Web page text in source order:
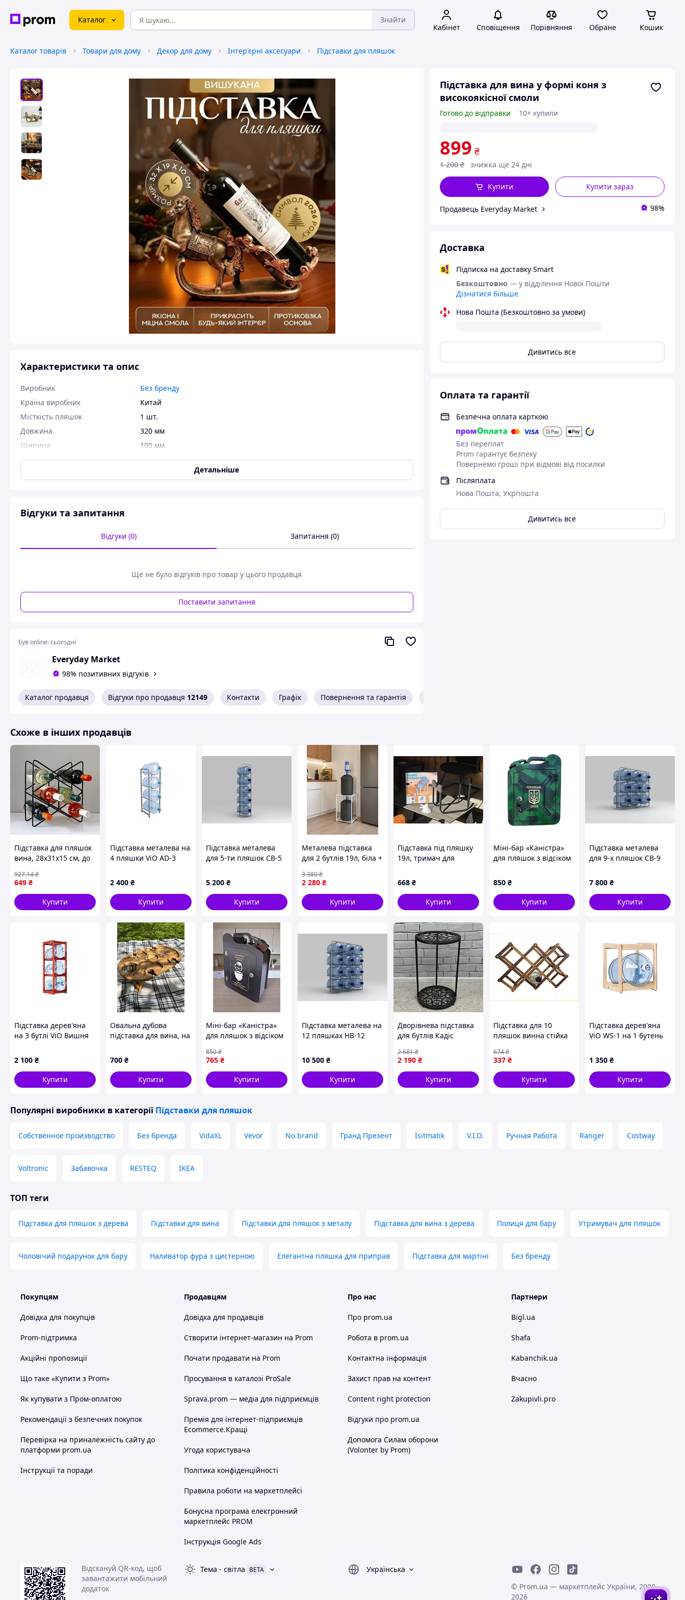
Каталог Знайти
Кабінет Сповіщення Порівняння Обране Кошик
Каталог товарів Товари для дому Декор для дому Інтер'єрні аксесуари Підставки для пляшок
Підставка для вина у формі коня з
високоякісної смоли
Готово до відправки 10+ купили
899 ₴
1 200 ₴ знижка ще 24 дні
Купити зараз
Купити
Продавець Everyday Market 98%
Доставка
Підписка на доставку Smart
Безкоштовно — у відділення Нової Пошти
Дізнатися більше
Нова Пошта (Безкоштовно за умови)
Дивитись все
Оплата та гарантії
Безпечна оплата карткою
Без переплат
Prom гарантує безпеку
Повернемо гроші при відмові від посилки
Післяплата
Нова Пошта, Укрпошта
Дивитись все
Характеристики та опис
Виробник
Без бренду
Країна виробник
Китай
Місткість пляшок
1 шт.
Довжина
320 мм
Ширина
100 мм
Висота
190 мм
Підставка у формі коня створює елегантний та
розкішний акцент у просторі. Детально
🍾 універсальне використання
Підходить для більшості винних пляшок стандартного
розміру та вписується в будь-який стиль інтер’єру. Її
можна розмістити у вітальні, кухні, барній зоні або як
декоративний елемент на святковому столі
💎 міцний матеріал
Виготовлена з високоякісної смоли, підставка стійка до
деформації та зношування. Матеріал не тріскається,
не тьмяніє й надовго зберігає насиченість кольорів
Вони забезпечують стійкість конструкції та безпечне
Детальніше
Відгуки та запитання
Відгуки (0) Запитання (0)
Ще не було відгуків про товар у цього продавця
Поставити запитання
Був online:сьогодні
Everyday Market
98% позитивних відгуків
Каталог продавця Відгуки про продавця 12149 Контакти Графік Повернення та гарантія
Схоже в інших продавців
Підставка для пляшок
вина, 28х31х15 см, до
Черный / Підставка
для вина / Міні-бар
підставка
649 ₴
927.14₴
Купити
Підставка металева на
4 пляшки ViO AD-3
2 400 ₴
Купити
Підставка металева
для 5-ти пляшок СВ-5
5 200 ₴
Купити
Металева підставка
для 2 бутлів 19л, біла +
(комплект)
2 280 ₴
3 380₴
Купити
Підставка під пляшку
19л, тримач для
668 ₴
Купити
Міні-бар «Каністра»
для пляшок з відсіком
см
850 ₴
Купити
Підставка металева
для 9-х пляшок СВ-9
7 800 ₴
Купити
Підставка дерев'яна
на 3 бутлі ViO Вишня
2 100 ₴
Купити
Овальна дубова
підставка для вина, на
пляшки, 50х30 см
700 ₴
Купити
Міні-бар «Каністра»
для пляшок з відсіком
модель 4, 33×24 см
765 ₴
850₴
Купити
Підставка металева на
12 пляшках НВ-12
10 500 ₴
Купити
Дворівнева підставка
для бутлів Кадіс
2 190 ₴
2 681₴
Купити
Підставка для 10
пляшок винна стійка
пляшок в інтер'єрі
кухні або ресторану
337 ₴
674₴
Купити
Підставка дерев'яна
ViO WS-1 на 1 бутень
1 350 ₴
Купити
Популярні виробники в категорії Підставки для пляшок
Собственное производство Без бренда VidaXL Vevor No brand Гранд Презент Isitmatik V.I.O. Ручная Работа Ranger Costway
Voltronic Забавочка RESTEQ IKEA
ТОП теги
Підставка для пляшок з дерева Підставки для вина Підставки для пляшок з металу Підставка для вина з дерева Полиця для бару Утримувач для пляшок
Чоловічий подарунок для бару Наливатор фура з цистерною Елегантна пляшка для приправ Підставка для мартіні Без бренду
Покупцям
Довідка для покупців
Prom-підтримка
Акційні пропозиції
Що таке «Купити з Prom»
Як купувати з Пром-оплатою
Рекомендації з безпечних покупок
Перевірка на приналежність сайту до
платформи prom.ua
Інструкції та поради
Продавцям
Довідка для продавців
Створити інтернет-магазин на Prom
Почати продавати на Prom
Просування в каталозі ProSale
Sprava.prom — медіа для підприємців
Премія для інтернет-підприємців
Ecommerce.Кращі
Угода користувача
Політика конфіденційності
Правила роботи на маркетплейсі
Бонусна програма електронний
маркетплейс PROM
Інструкція Google Ads
Про нас
Про prom.ua
Робота в prom.ua
Контактна інформація
Захист прав на контент
Content right protection
Відгуки про prom.ua
Допомога Силам оборони
(Volonter by Prom)
Партнери
Bigl.ua
Shafa
Kabanchik.ua
Вчасно
Zakupivli.pro
Відскануй QR-код, щоб
завантажити мобільний
додаток
Тема - світла BETA
Українська
© Prom.ua — маркетплейс України, 2008-
2026